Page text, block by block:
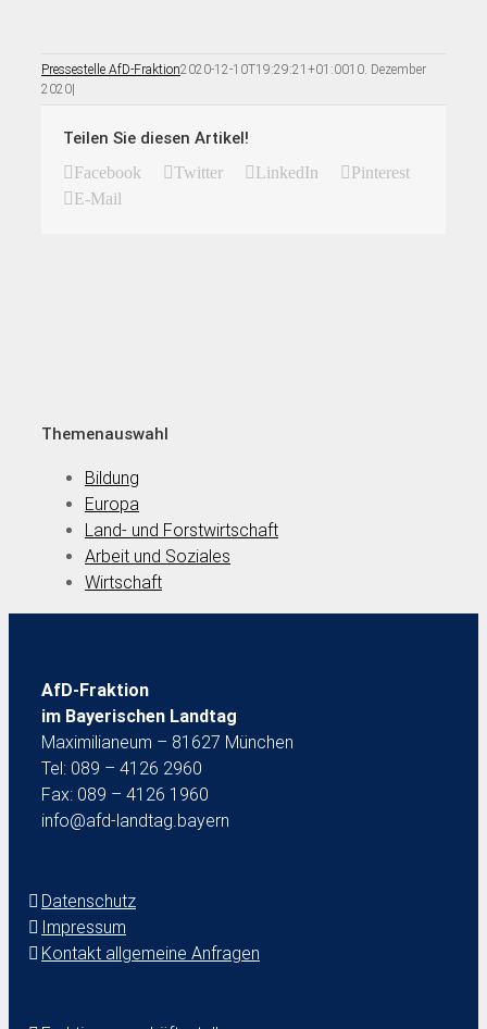
Pressestelle AfD-Fraktion2020-12-10T19:29:21+01:0010. Dezember
2020|
Teilen Sie diesen Artikel!
Facebook Twitter LinkedIn
Pinterest
E-Mail
Themenauswahl
Bildung
Europa
Land- und Forstwirtschaft
Arbeit und Soziales
Wirtschaft
AfD-Fraktion
im Bayerischen Landtag
Maximilianeum – 81627 München
Tel: 089 – 4126 2960
Fax: 089 – 4126 1960
info@afd-landtag.bayern
Datenschutz
Impressum
Kontakt allgemeine Anfragen